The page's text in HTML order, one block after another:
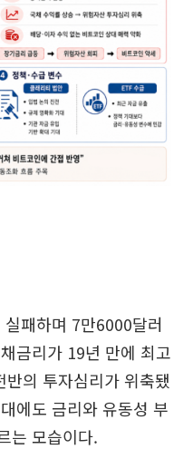
패하며 7만6000달러
금리가 19년 만에 최고
의 투자심리가 위축됐
에도 금리와 유동성 부
는 모습이다.